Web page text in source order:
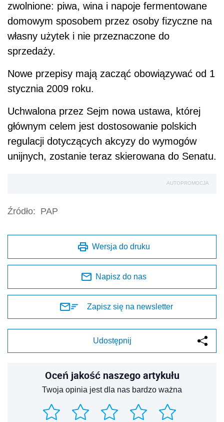
zwolnione: piwa, wina i napoje fermentowane
domowym sposobem przez osoby fizyczne na
własny użytek i nie przeznaczone do
sprzedaży.
Nowe przepisy mają zacząć obowiązywać od 1
stycznia 2009 roku.
Uchwalona przez Sejm nowa ustawa, której
głównym celem jest dostosowanie polskich
regulacji dotyczących akcyzy do wymogów
unijnych, zostanie teraz skierowana do Senatu.
AUTOPROMOCJA
Źródło: PAP
Wersja do druku
Napisz do nas
Zapisz się na newsletter
Udostępnij
Oceń jakość naszego artykułu
Twoja opinia jest dla nas bardzo ważna